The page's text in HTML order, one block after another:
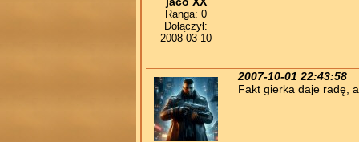
Ranga: 0
Dołączył:
2008-03-10
2007-10-01 22:43:58
Fakt gierka daje radę,